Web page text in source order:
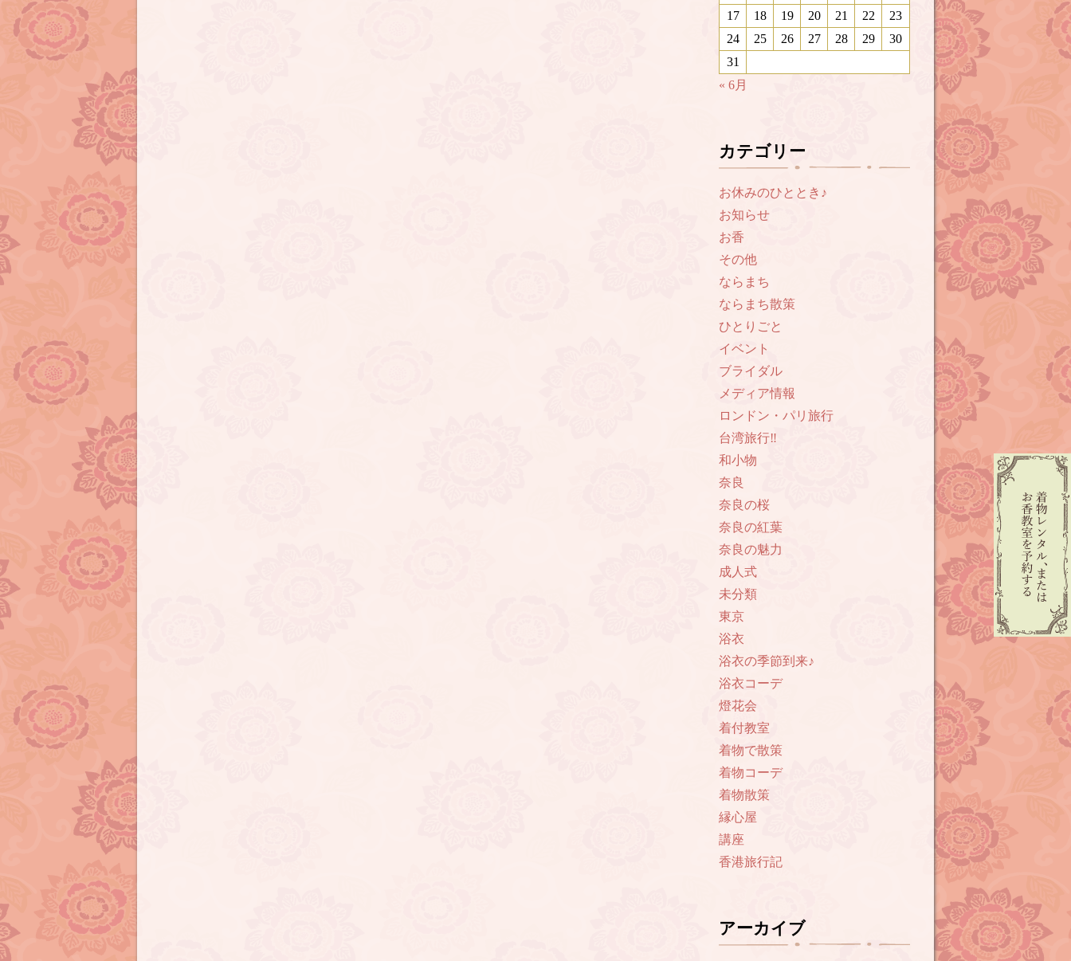
17
18 19 20 21 22
23
24
25 26 27 28 29
30
31
« 6月
カテゴリー
お休みのひととき♪
お知らせ
お香
その他
ならまち
ならまち散策
ひとりごと
イベント
ブライダル
メディア情報
ロンドン・パリ旅行
台湾旅行‼︎
和小物
奈良
奈良の桜
奈良の紅葉
奈良の魅力
成人式
未分類
東京
浴衣
浴衣の季節到来♪
浴衣コーデ
燈花会
着付教室
着物で散策
着物コーデ
着物散策
縁心屋
講座
香港旅行記
アーカイブ